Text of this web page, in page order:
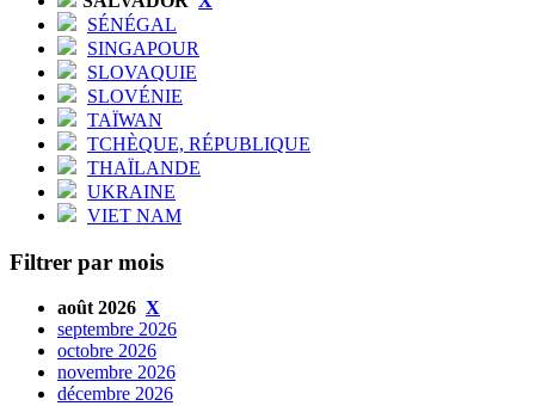
SÉNÉGAL
SINGAPOUR
SLOVAQUIE
SLOVÉNIE
TAÏWAN
TCHÈQUE, RÉPUBLIQUE
THAÏLANDE
UKRAINE
VIET NAM
Filtrer par mois
août 2026 X
septembre 2026
octobre 2026
novembre 2026
décembre 2026